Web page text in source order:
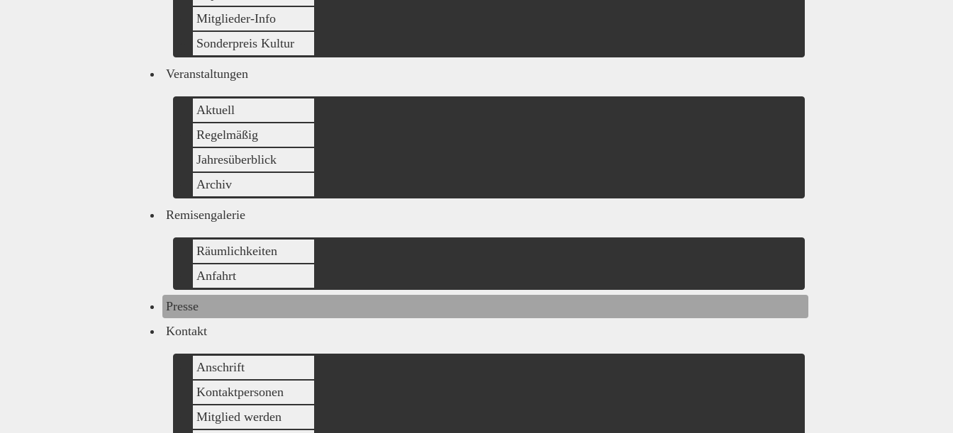
Mitglieder-Info
Sonderpreis Kultur
Veranstaltungen
Aktuell
Regelmäßig
Jahresüberblick
Archiv
Remisengalerie
Räumlichkeiten
Anfahrt
Presse
Kontakt
Anschrift
Kontaktpersonen
Mitglied werden